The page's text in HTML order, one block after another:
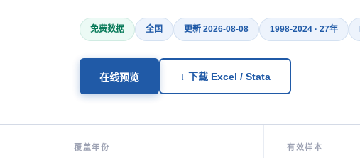
免费数据 全国 更新 2026-08-08 1998-2024 · 27年
在线预览 ↓ 下载 Excel / Stata
覆盖年份 有效样本